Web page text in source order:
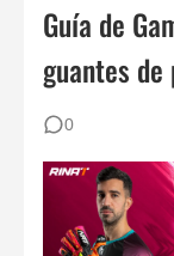
80
Guía de
guantes
0